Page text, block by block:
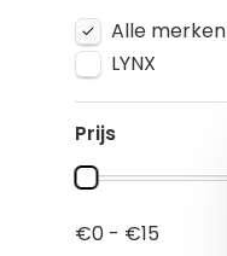
Alle merken
LYNX
Prijs
€0 - €15